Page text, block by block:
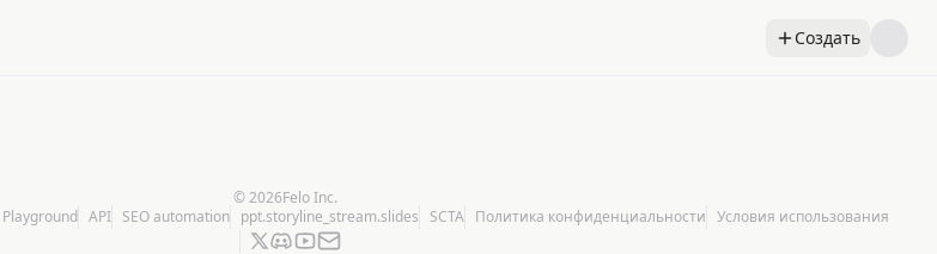
Создать
©2026Felo Inc.
Playground API SEO automation ppt.storyline_stream.slides SCTA Политика конфиденциальности Условия использования